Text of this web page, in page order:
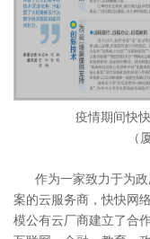
疫情期间快
（
作为一家致力于为政
案的云服务商，快快网
模公有云厂商建立了合